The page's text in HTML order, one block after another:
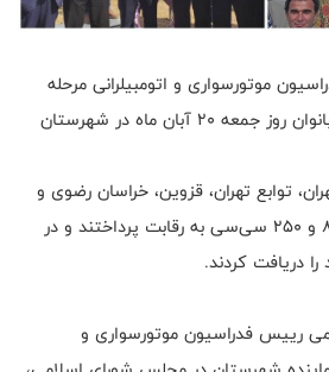
موتورسواری و اتومبیلرانی مرحله
دوم مسابقات موتورکراس بانوان روز جمعه 20 آبان ماه در شهرستان
توابع تهران، قزوین، خراسان رضوی و
زنجان در سه کلاس ۶۵، ۸۵ و ۲۵۰ سی‌سی به رقابت پرداختند و در
را دریافت کردند.
رییس فدراسیون موتورسواری و